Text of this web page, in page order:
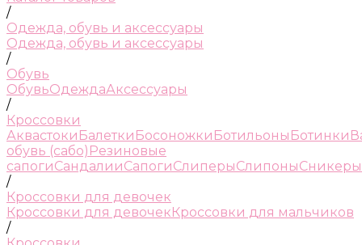
/
Одежда, обувь и аксессуары
Одежда, обувь и аксессуары
/
Обувь
ОбувьОдеждаАксессуары
/
Кроссовки
Аквастоки Балетки Босоножки Ботильоны Ботинки
обувь (сабо) Резиновые
сапогиСандалииСапогиСлиперыСлипоныСникеры
/
Кроссовки для девочек
Кроссовки для девочекКроссовки для мальчиков
/